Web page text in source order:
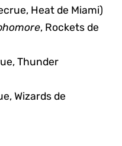
Heat de Miami)
, Rockets de
Thunder
Wizards de